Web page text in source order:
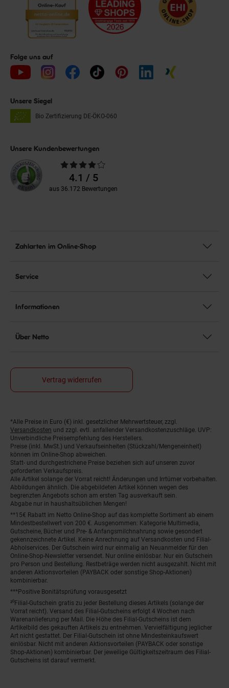
Folge uns auf
Unsere Siegel
Bio Zertifizierung DE-ÖKO-060
Unsere Kundenbewertungen
Durchschnittliche
Bewertungen4.1 / 5
aus 36.172 Bewertungen
Zahlarten im Online-Shop
Service
Informationen
Über Netto
Vertrag widerrufen
Fußnoten
*Alle Preise in Euro (€) inkl. gesetzlicher Mehrwertsteuer, zzgl.
Versandkosten und zzgl. evtl. anfallender Versandkostenzuschläge. UVP:
Unverbindliche Preisempfehlung des Herstellers.
Preise (inkl. MwSt.) und Verkaufseinheiten (Stückzahl/Mengeneinheit)
können im Online-Shop abweichen.
Statt- und durchgestrichene Preise beziehen sich auf unseren zuvor
geforderten Verkaufspreis.
Alle Artikel solange der Vorrat reicht! Änderungen und Irrtümer vorbehalten.
Abbildungen ähnlich. Die abgebildeten Artikel können wegen des
begrenzten Angebots schon am ersten Tag ausverkauft sein.
Abgabe nur in haushaltsüblichen Mengen!
**15€ Rabatt im Netto Online-Shop auf das komplette Sortiment ab einem
Mindestbestellwert von 200 €. Ausgenommen: Kategorie Multimedia,
Gutscheine, Bücher und Pre- & Anfangsmilchnahrung sowie gesondert
gekennzeichnete Artikel. Keine Anrechnung auf Versandkosten und Filial-
Abholservices. Der Gutschein wird nur einmalig an Neuanmelder für den
Online-Shop-Newsletter versendet. Nur online einlösbar. Nur ein Gutschein
pro Person und Bestellung. Restbeträge werden nicht ausgezahlt. Nicht mit
anderen Aktionsvorteilen (PAYBACK oder sonstige Shop-Aktionen)
kombinierbar.
***Positive Bonitätsprüfung vorausgesetzt
²⁰Filial-Gutschein gratis zu jeder Bestellung dieses Artikels (solange der
Vorrat reicht). Versand des Filial-Gutscheins erfolgt 4 Wochen nach
Warenanlieferung per Mail. Die Höhe des Filial-Gutscheins ist dem
Artikelbild des gekauften Artikels zu entnehmen. Vervielfältigung jeglicher
Art nicht gestattet. Der Filial-Gutschein ist ohne Mindesteinkaufswert
einlösbar. Nicht mit anderen Aktionsvorteilen (PAYBACK oder sonstige
Shop-Aktionen) kombinierbar. Der jeweilige Gültigkeitszeitraum des Filial-
Gutscheins ist darauf vermerkt.